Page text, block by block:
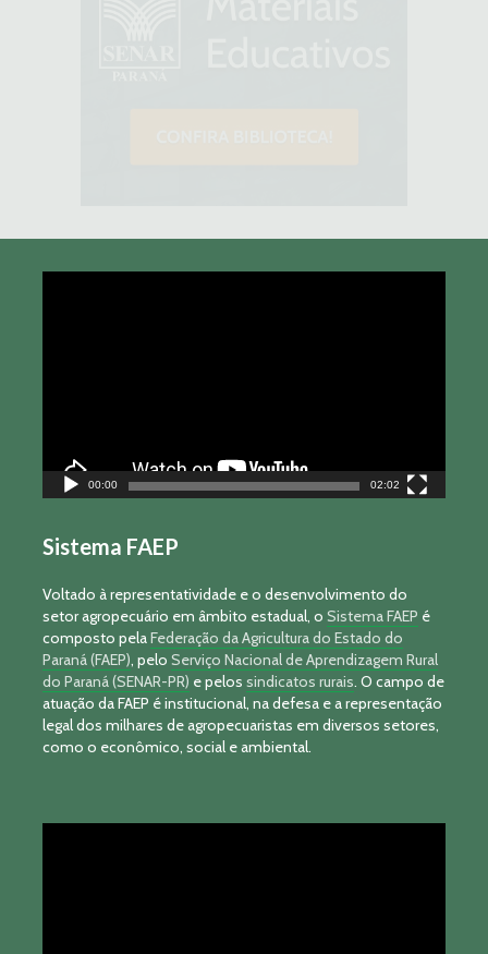
00:00 02:02
Sistema FAEP
Voltado à representatividade e o desenvolvimento do
setor agropecuário em âmbito estadual, o Sistema FAEP é
composto pelaFederação da Agricultura do Estado do
Paraná (FAEP), pelo Serviço Nacional de Aprendizagem Rural
do Paraná (SENAR-PR) e pelos sindicatos rurais. O campo de
atuação da FAEP é institucional, na defesa e a representação
legal dos milhares de agropecuaristas em diversos setores,
como o econômico, social e ambiental.